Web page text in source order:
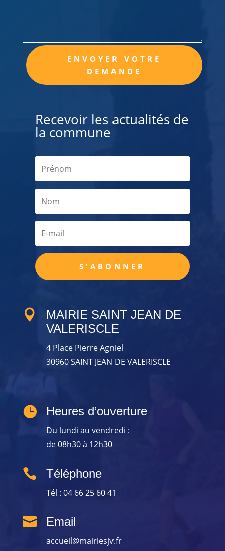
ENVOYER VOTRE
DEMANDE
Alternative:
Recevoir les actualités de
la commune
S'ABONNER

MAIRIE SAINT JEAN DE
VALERISCLE
4 Place Pierre Agniel
30960 SAINT JEAN DE VALERISCLE
 Heures d’ouverture
Du lundi au vendredi :
de 08h30 à 12h30
 Téléphone
Tél : 04 66 25 60 41
 Email
accueil@mairiesjv.fr